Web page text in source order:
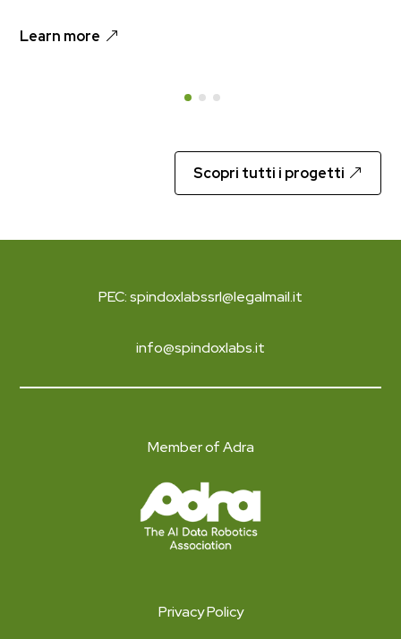
Learn more
Scopri tutti i progetti
PEC: spindoxlabssrl@legalmail.it
info@spindoxlabs.it
Member of Adra
Privacy Policy